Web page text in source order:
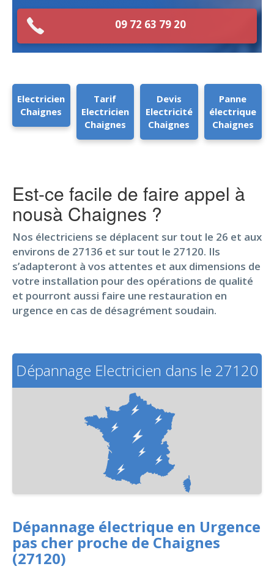
09 72 63 79 20
Electricien
Chaignes
Tarif
Electricien
Chaignes
Devis
Electricité
Chaignes
Panne
électrique
Chaignes
Est-ce facile de faire appel à
nousà Chaignes ?
Nos électriciens se déplacent sur tout le 26 et aux
environs de 27136 et sur tout le 27120. Ils
s’adapteront à vos attentes et aux dimensions de
votre installation pour des opérations de qualité
et pourront aussi faire une restauration en
urgence en cas de désagrément soudain.
Dépannage Electricien dans le 27120
Dépannage électrique en Urgence
pas cher proche de Chaignes
(27120)